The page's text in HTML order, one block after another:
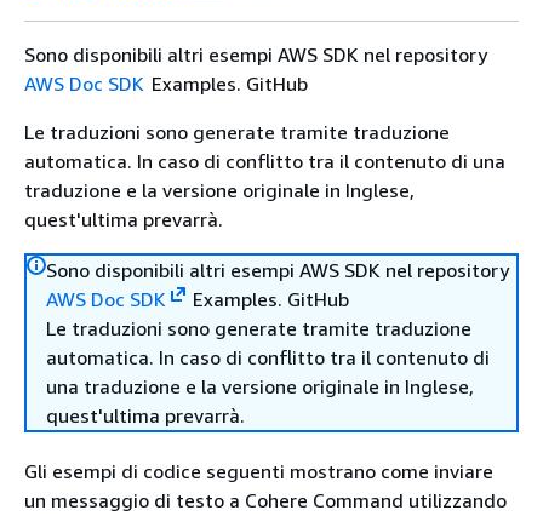
Sono disponibili altri esempi AWS SDK nel repository
AWS Doc SDK Examples. GitHub
Le traduzioni sono generate tramite traduzione
automatica. In caso di conflitto tra il contenuto di una
traduzione e la versione originale in Inglese,
quest'ultima prevarrà.
Sono disponibili altri esempi AWS SDK nel repository
AWS Doc SDK
Examples. GitHub
Le traduzioni sono generate tramite traduzione
automatica. In caso di conflitto tra il contenuto di
una traduzione e la versione originale in Inglese,
quest'ultima prevarrà.
Gli esempi di codice seguenti mostrano come inviare
un messaggio di testo a Cohere Command utilizzando